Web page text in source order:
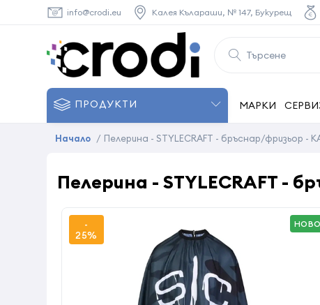
info@crodi.eu Калея Кълараши, № 147, Букурещ
ПРОДУКТИ МАРКИ
Начало / Пелерина - STYLECRAFT - бръснар/фризьор
Пелерина - STYLECRAFT
-
25%
НОВО